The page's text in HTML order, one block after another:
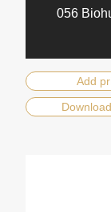
056
Add